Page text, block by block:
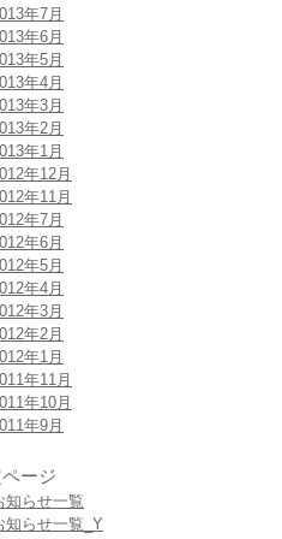
年7月
年6月
年5月
年4月
年3月
年2月
年1月
年12月
年11月
年7月
年6月
年5月
年4月
年3月
年2月
年1月
年11月
年10月
年9月
ージ
知らせ一覧
知らせ一覧_Y